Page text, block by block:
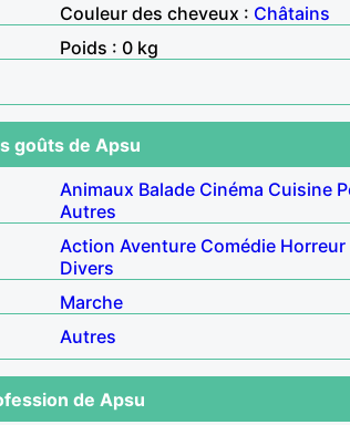
Couleur des cheveux : Châtains
Poids : 0 kg
goûts de Apsu
Animaux Balade Cinéma Cuisine
Autres
Action Aventure Comédie Horreur
Divers
Marche
Autres
de Apsu